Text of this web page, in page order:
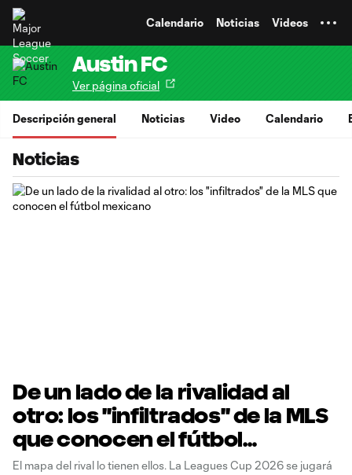
Calendario Noticias Videos
Austin FC
Ver página oficial
Descripción general Noticias Video Calendario
Noticias
De un lado de la rivalidad al
otro: los "infiltrados" de la MLS
que conocen el fútbol
mexicano
El mapa del rival lo tienen ellos. La Leagues Cup 2026 se jugará